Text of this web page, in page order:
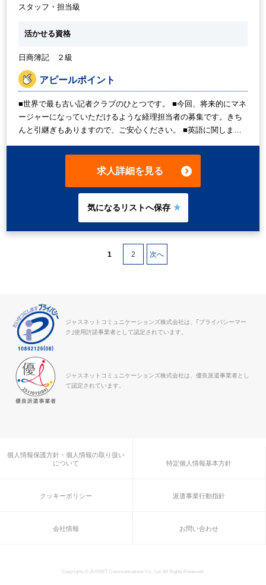
スタッフ・担当級
活かせる資格
日商簿記 ２級
アピールポイント
■世界で最も古い記者クラブのひとつです。 ■今回、将来的にマネ
ージャーになっていただけるような経理担当者の募集です。きち
んと引継ぎもありますので、ご安心ください。 ■英語に関しまし
話で簡単な会話での対応がございます。英語力を身に着けたい意
欲をお持ちの方も歓迎です。 ■基本出社のお仕事ですが、実働7.5
の駅と直結で通勤も便利です◎ ■切替後は契約社員スタートです
が、正社員登用の可能性がございます（実績多数あり）。 まず
は、お問い合わせください♪
求人詳細を見る
1 2 次へ
ジャスネットコミュニケーションズ株式会社は、｢プライバシーマー
ク｣使用許諾事業者として認定されています。
ジャスネットコミュニケーションズ株式会社は、優良派遣事業者とし
て認定されています。
個人情報保護方針・個人情報の取り扱い
について
特定個人情報基本方針
クッキーポリシー 派遣事業行動指針
会社情報 お問い合わせ
Copyrights © JUSNET Communications Co., Ltd. All Rights Reserved.